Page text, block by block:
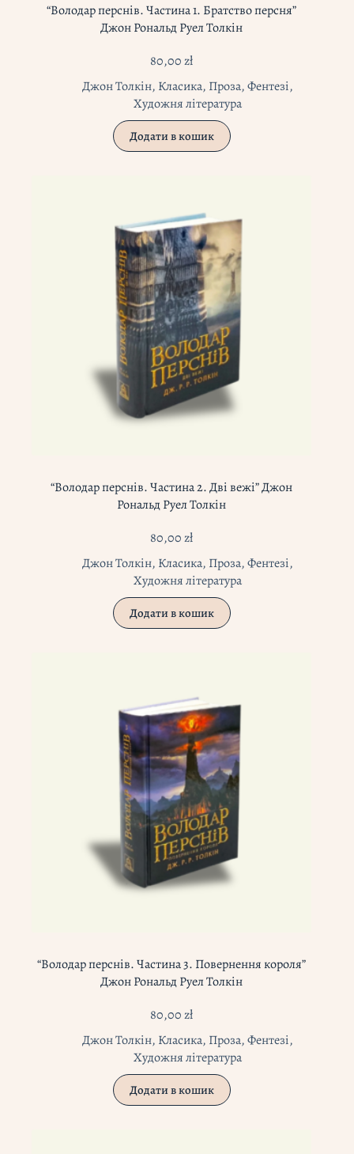
“Володар перснів. Частина 1. Братство персня”
Джон Рональд Руел Толкін
80,00zł
Джон Толкін, Класика, Проза,Фентезі,
Художня література
Додати в кошик
“Володар перснів. Частина 2. Дві вежі” Джон
Рональд Руел Толкін
80,00zł
Джон Толкін, Класика, Проза,Фентезі,
Художня література
Додати в кошик
“Володар перснів. Частина 3. Повернення короля”
Джон Рональд Руел Толкін
80,00zł
Джон Толкін, Класика, Проза,Фентезі,
Художня література
Додати в кошик